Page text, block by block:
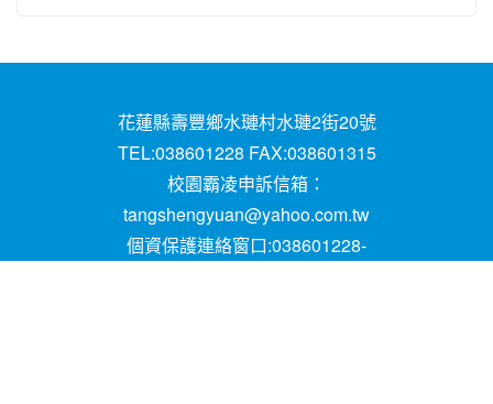
花蓮縣壽豐鄉水璉村水璉2街20號
TEL:038601228 FAX:038601315
校園霸凌申訴信箱：
tangshengyuan@yahoo.com.tw
個資保護連絡窗口:038601228-